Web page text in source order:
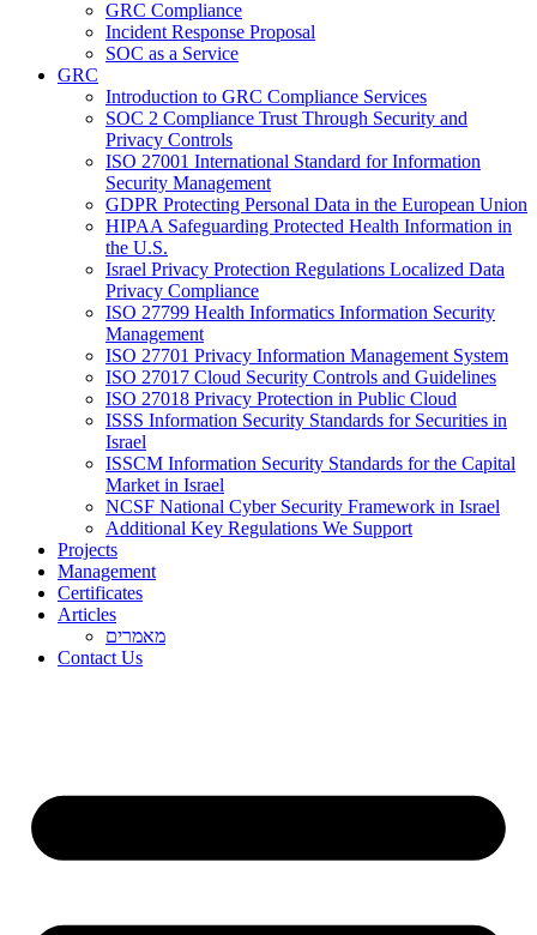
GRC Compliance
Incident Response Proposal
SOC as a Service
GRC
Introduction to GRC Compliance Services
SOC 2 Compliance Trust Through Security and
Privacy Controls
ISO 27001 International Standard for Information
Security Management
GDPR Protecting Personal Data in the European Union
HIPAA Safeguarding Protected Health Information in
the U.S.
Israel Privacy Protection Regulations Localized Data
Privacy Compliance
ISO 27799 Health Informatics Information Security
Management
ISO 27701 Privacy Information Management System
ISO 27017 Cloud Security Controls and Guidelines
ISO 27018 Privacy Protection in Public Cloud
ISSS Information Security Standards for Securities in
Israel
ISSCM Information Security Standards for the Capital
Market in Israel
NCSF National Cyber Security Framework in Israel
Additional Key Regulations We Support
Projects
Management
Certificates
Articles
מאמרים
Contact Us